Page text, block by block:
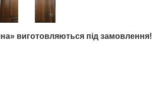
виготовляються під замовлення!